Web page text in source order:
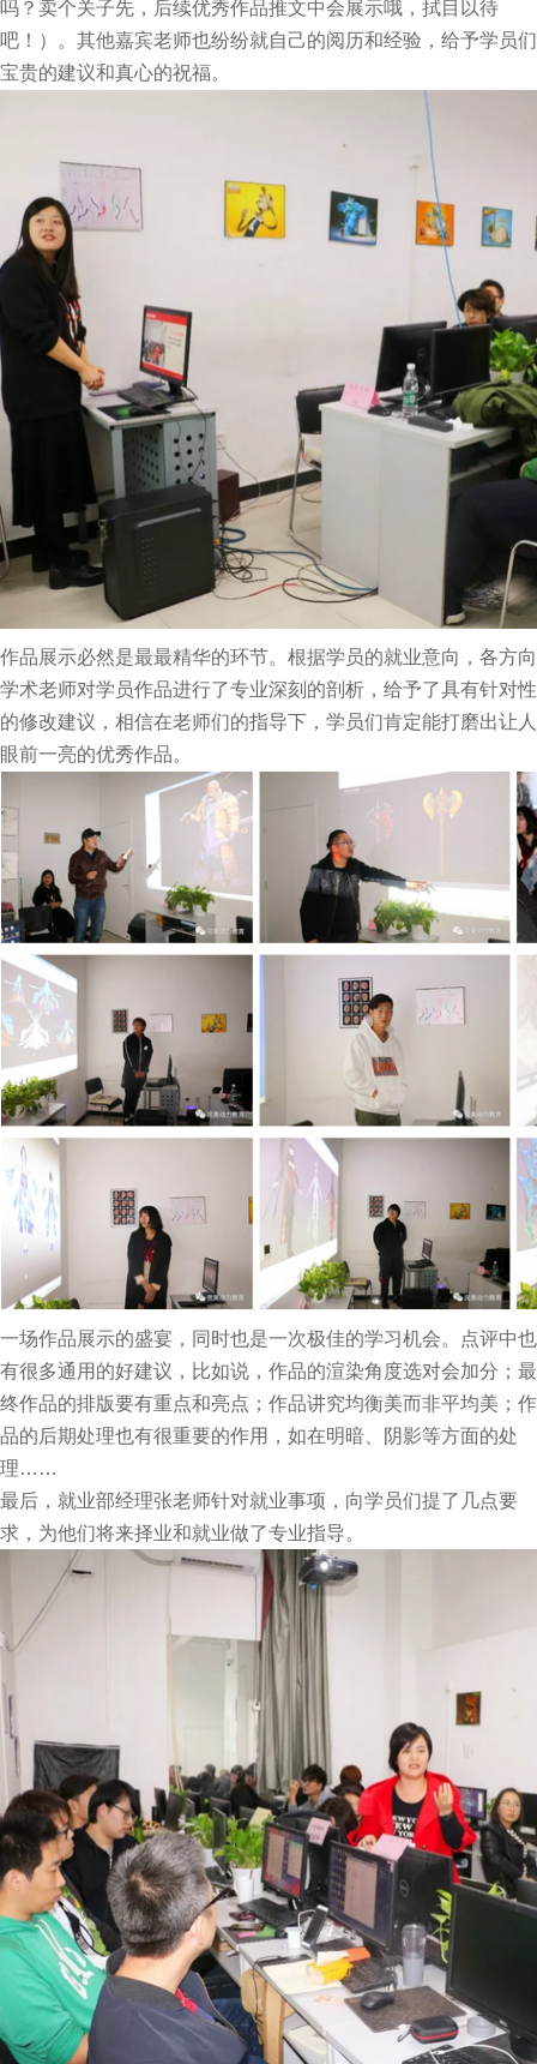
吗？卖个关子先，后续优秀作品推文中会展示哦，拭目以待
吧！）。其他嘉宾老师也纷纷就自己的阅历和经验，给予学员们
宝贵的建议和真心的祝福。
作品展示必然是最最精华的环节。根据学员的就业意向，各方向
学术老师对学员作品进行了专业深刻的剖析，给予了具有针对性
的修改建议，相信在老师们的指导下，学员们肯定能打磨出让人
眼前一亮的优秀作品。
一场作品展示的盛宴，同时也是一次极佳的学习机会。点评中也
有很多通用的好建议，比如说，作品的渲染角度选对会加分；最
终作品的排版要有重点和亮点；作品讲究均衡美而非平均美；作
品的后期处理也有很重要的作用，如在明暗、阴影等方面的处
理……
最后，就业部经理张老师针对就业事项，向学员们提了几点要
求，为他们将来择业和就业做了专业指导。